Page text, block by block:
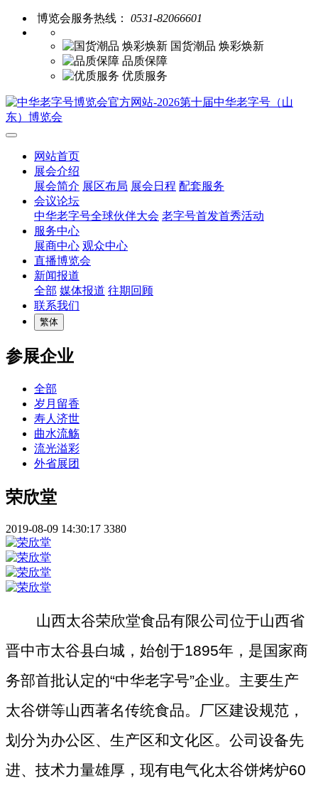
博览会服务热线： 0531-82066601
国货潮品 焕彩焕新
品质保障
优质服务
网站首页
展会介绍
展会简介 展区布局 展会日程 配套服务
会议论坛
中华老字号全球伙伴大会 老字号首发首秀活动
服务中心
展商中心 观众中心
直播博览会
新闻报道
全部 媒体报道 往期回顾
联系我们
繁体
参展企业
全部
岁月留香
寿人济世
曲水流觞
流光溢彩
外省展团
荣欣堂
2019-08-09 14:30:17 3380
山西太谷荣欣堂食品有限公司位于山西省
晋中市太谷县白城，始创于1895年，是国家商
务部首批认定的“中华老字号”企业。主要生产
太谷饼等山西著名传统食品。厂区建设规范，
划分为办公区、生产区和文化区。公司设备先
进、技术力量雄厚，现有电气化太谷饼烤炉60